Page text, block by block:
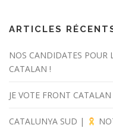
ARTICLES
NOS CANDIDATES POUR
CATALAN !
JE VOTE FRONT CATALAN
CATALUNYA SUD |